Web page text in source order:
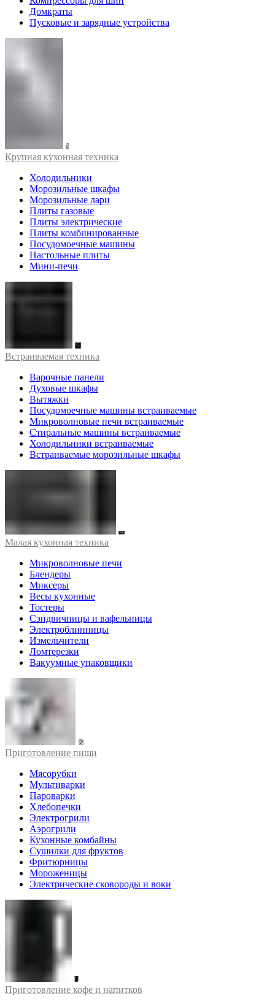
Домкраты
Пусковые и зарядные устройства
Крупная кухонная техника
Холодильники
Морозильные шкафы
Морозильные лари
Плиты газовые
Плиты электрические
Плиты комбинированные
Посудомоечные машины
Настольные плиты
Мини-печи
Встраиваемая техника
Варочные панели
Духовые шкафы
Вытяжки
Посудомоечные машины встраиваемые
Микроволновые печи встраиваемые
Стиральные машины встраиваемые
Холодильники встраиваемые
Встраиваемые морозильные шкафы
Малая кухонная техника
Микроволновые печи
Блендеры
Миксеры
Весы кухонные
Тостеры
Сэндвичницы и вафельницы
Электроблинницы
Измельчители
Ломтерезки
Вакуумные упаковщики
Приготовление пищи
Мясорубки
Мультиварки
Пароварки
Хлебопечки
Электрогрили
Аэрогрили
Кухонные комбайны
Сушилки для фруктов
Фритюрницы
Мороженицы
Электрические сковороды и воки
Приготовление кофе и напитков